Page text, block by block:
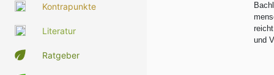
Kontrapunkte
Literatur
Ratgeber
und